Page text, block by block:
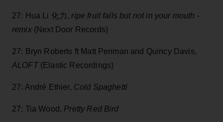
27: Hua Li 化力, ripe fruit falls but not in your mouth -
remix(Next Door Records)
27: Bryn Roberts ft Matt Penman and Quincy Davis,
ALOFT(Elastic Recordings)
27: André Ethier, Cold Spaghetti
27: Tia Wood, Pretty Red Bird